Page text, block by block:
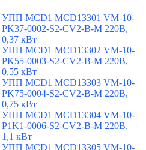
УПП MCD1 MCD13301 VM-10-
PK37-0002-S2-CV2-B-M 220В,
0,37 кВт
УПП MCD1 MCD13302 VM-10-
PK55-0003-S2-CV2-B-M 220В,
0,55 кВт
УПП MCD1 MCD13303 VM-10-
PK75-0004-S2-CV2-B-M 220В,
0,75 кВт
УПП MCD1 MCD13304 VM-10-
P1K1-0006-S2-CV2-B-M 220В,
1,1 кВт
УПП MCD1 MCD13305 VM-10-